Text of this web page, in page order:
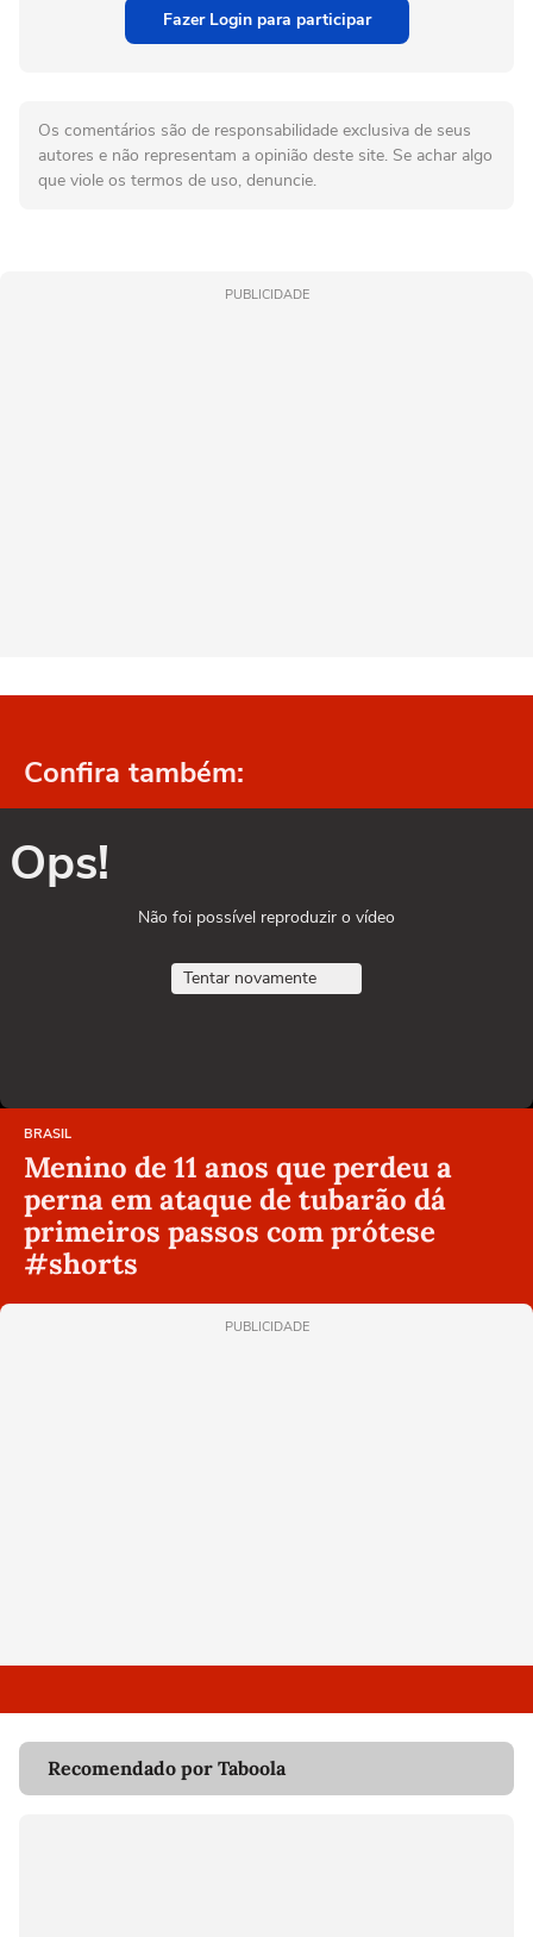
Fazer Login para participar
Os comentários são de responsabilidade exclusiva de seus
autores e não representam a opinião deste site. Se achar algo
que viole os termos de uso, denuncie.
PUBLICIDADE
Confira também:
Ops!
Não foi possível reproduzir o vídeo
Tentar novamente
BRASIL
Menino de 11 anos que perdeu a
perna em ataque de tubarão dá
primeiros passos com prótese
#shorts
PUBLICIDADE
Recomendado por Taboola